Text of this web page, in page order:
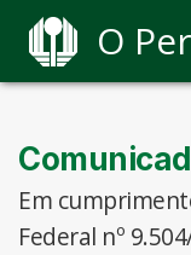
O
Em
Federal nº